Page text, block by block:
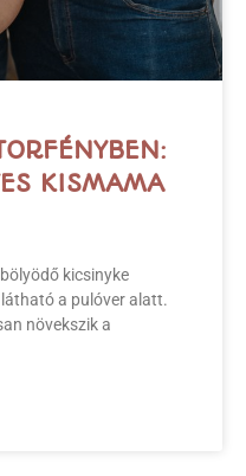
KISMAMA
kicsinyke
a pulóver alatt.
növekszik a